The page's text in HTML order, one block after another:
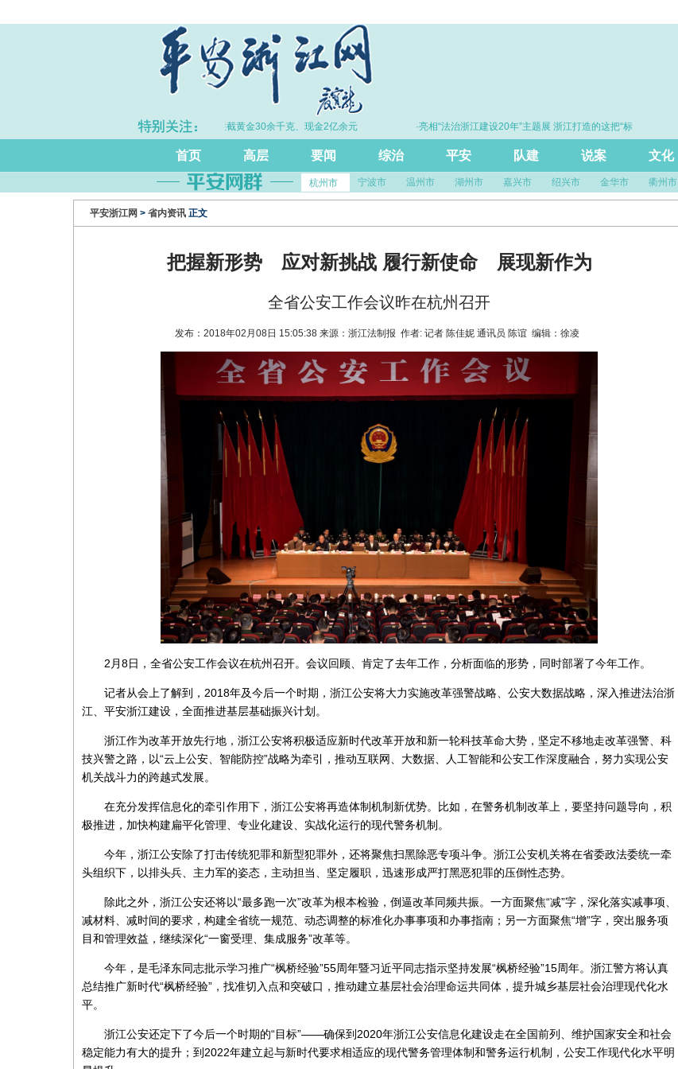
·拦截黄金30余千克、现金2亿余元
·亮相“法治浙江建设20年”主题展 浙江打造的这把“标
首页 高层 要闻 综治 平安 队建 说案 文化
杭州市 宁波市 温州市 湖州市 嘉兴市 绍兴市 金华市 衢州市
平安浙江网 > 省内资讯 正文
把握新形势 应对新挑战 履行新使命 展现新作为
全省公安工作会议昨在杭州召开
发布：2018年02月08日 15:05:38 来源：浙江法制报 作者: 记者 陈佳妮 通讯员 陈谊 编辑：徐凌
2月8日，全省公安工作会议在杭州召开。会议回顾、肯定了去年工作，分析面临的形势，同时部署了今年工作。
记者从会上了解到，2018年及今后一个时期，浙江公安将大力实施改革强警战略、公安大数据战略，深入推进法治浙
江、平安浙江建设，全面推进基层基础振兴计划。
浙江作为改革开放先行地，浙江公安将积极适应新时代改革开放和新一轮科技革命大势，坚定不移地走改革强警、科
技兴警之路，以“云上公安、智能防控”战略为牵引，推动互联网、大数据、人工智能和公安工作深度融合，努力实现公安
机关战斗力的跨越式发展。
在充分发挥信息化的牵引作用下，浙江公安将再造体制机制新优势。比如，在警务机制改革上，要坚持问题导向，积
极推进，加快构建扁平化管理、专业化建设、实战化运行的现代警务机制。
今年，浙江公安除了打击传统犯罪和新型犯罪外，还将聚焦扫黑除恶专项斗争。浙江公安机关将在省委政法委统一牵
头组织下，以排头兵、主力军的姿态，主动担当、坚定履职，迅速形成严打黑恶犯罪的压倒性态势。
除此之外，浙江公安还将以“最多跑一次”改革为根本检验，倒逼改革同频共振。一方面聚焦“减”字，深化落实减事项、
减材料、减时间的要求，构建全省统一规范、动态调整的标准化办事事项和办事指南；另一方面聚焦“增”字，突出服务项
目和管理效益，继续深化“一窗受理、集成服务”改革等。
今年，是毛泽东同志批示学习推广“枫桥经验”55周年暨习近平同志指示坚持发展“枫桥经验”15周年。浙江警方将认真
总结推广新时代“枫桥经验”，找准切入点和突破口，推动建立基层社会治理命运共同体，提升城乡基层社会治理现代化水
平。
浙江公安还定下了今后一个时期的“目标”——确保到2020年浙江公安信息化建设走在全国前列、维护国家安全和社会
稳定能力有大的提升；到2022年建立起与新时代要求相适应的现代警务管理体制和警务运行机制，公安工作现代化水平明